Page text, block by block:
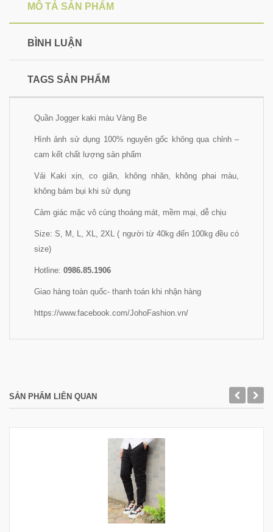
MÔ TẢ SẢN PHẨM
BÌNH LUẬN
TAGS SẢN PHẨM
Quần Jogger kaki màu Vàng Be
Hình ảnh sử dụng 100% nguyên gốc không qua chỉnh –
cam kết chất lượng sản phẩm
Vải Kaki xịn, co giãn, không nhăn, không phai màu,
không bám bụi khi sử dụng
Cảm giác mặc vô cùng thoáng mát, mềm mại, dễ chịu
Size: S, M, L, XL, 2XL ( người từ 40kg đến 100kg đều có
size)
Hotline: 0986.85.1906
Giao hàng toàn quốc- thanh toán khi nhận hàng
https://www.facebook.com/JohoFashion.vn/
SẢN PHẨM LIÊN QUAN